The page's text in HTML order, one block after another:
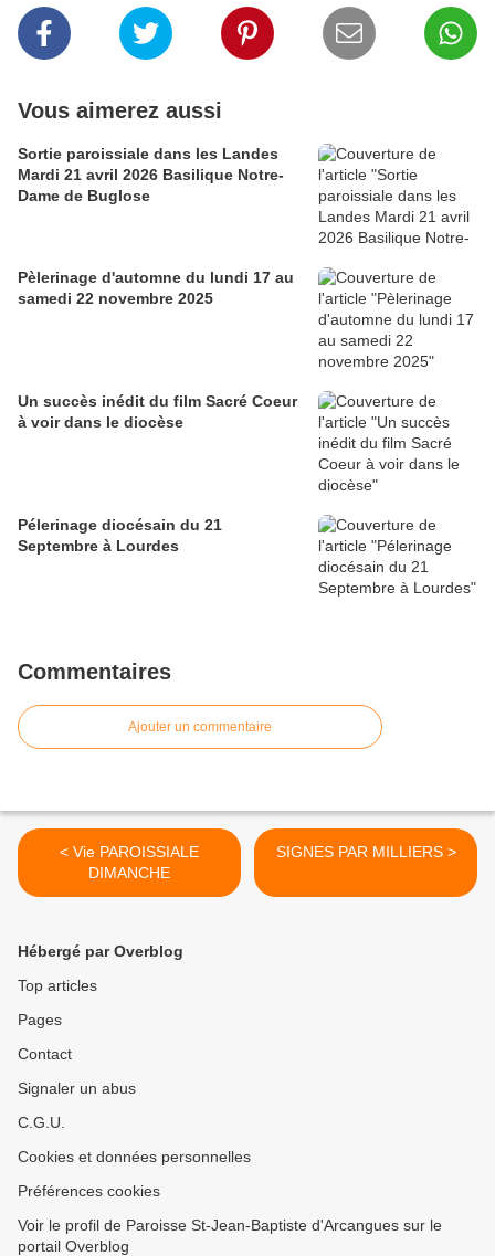
Vous aimerez aussi
Sortie paroissiale dans les Landes
Mardi 21 avril 2026 Basilique Notre-
Dame de Buglose
Pèlerinage d'automne du lundi 17 au
samedi 22 novembre 2025
Un succès inédit du film Sacré Coeur
à voir dans le diocèse
Pélerinage diocésain du 21
Septembre à Lourdes
Commentaires
Ajouter un commentaire
< Vie PAROISSIALE
DIMANCHE
SIGNES PAR MILLIERS >
Hébergé par Overblog
Top articles
Pages
Contact
Signaler un abus
C.G.U.
Cookies et données personnelles
Préférences cookies
Voir le profil de Paroisse St-Jean-Baptiste d'Arcangues sur le
portail Overblog